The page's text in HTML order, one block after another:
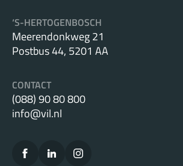
‘S-HERTOGENBOSCH
Meerendonkweg 21
Postbus 44, 5201 AA
CONTACT
(088) 90 80 800
info@vil.nl